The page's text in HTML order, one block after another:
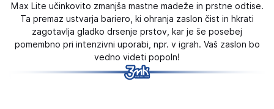
Max Lite učinkovito zmanjša mastne madeže in prstne odtise.
Ta premaz ustvarja bariero, ki ohranja zaslon čist in hkrati
zagotavlja gladko drsenje prstov, kar je še posebej
pomembno pri intenzivni uporabi, npr. v igrah. Vaš zaslon bo
vedno videti popoln!